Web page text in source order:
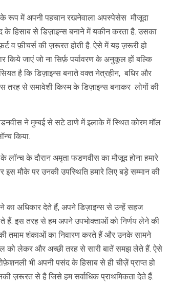
रूप में अपनी पहचान रखनेवाला अपस्पेसेस मौजूदा
के हिसाब से डिज़ाइन्स बनाने में यकीन करता है. उसका
व फ़ीचर्स की ज़रूरत होती है. ऐसे में यह ज़रूरी हो
जाएं जो ना सिर्फ़ पर्यावरण‌ के अनुकूल हों बल्कि
है कि डिज़ाइन्स बनाते वक्त नेत्रहीन, बधिर और
तरह से समावेशी किस्म के डिज़ाइन्स बनाकर लोगों की
ने मुम्बई से सटे ठाणे में इलाके में स्थित कोरम मॉल
किया.
के दौरान अमृता फडणवीस का मौजूद होना हमारे
इस मौके पर उनकी उपस्थिति हमारे लिए बड़े सम्मान की
का अधिकार देते हैं, अपने डिज़ाइन्स से उन्हें सहज
इस तरह से हम अपने उपभोक्ताओं को‌ निर्णय लेने‌ की
तमाम शंकाओं का निवारण करते हैं और उनके सामने
को लेकर और अच्छी तरह से सारी बातें समझ लेते हैं. ऐसे
भी अपनी पसंद के हिसाब से ही चीज़ें प्राप्त हो
ज़रूरत से है जिसे हम सर्वाधिक प्राथमिकता देते हैं.